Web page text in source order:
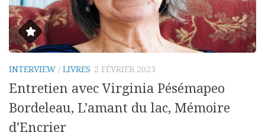
INTERVIEW / LIVRES 2 FÉVRIER 2023
Entretien avec Virginia Pésémapeo
Bordeleau, L’amant du lac, Mémoire
d’Encrier